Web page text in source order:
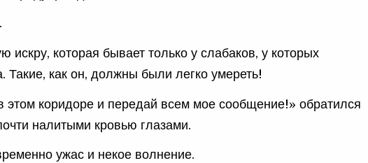
искру, которая бывает только у слабаков, у которых
как он, должны были легко умереть!
этом коридоре и передай всем мое сообщение!» обратился
налитыми кровью глазами.
ужас и некое волнение.